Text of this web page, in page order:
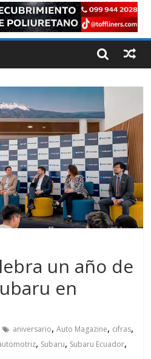
un año de
en
aniversario,Auto Magazine, cifras,
, Subaru, Subaru Ecuador,